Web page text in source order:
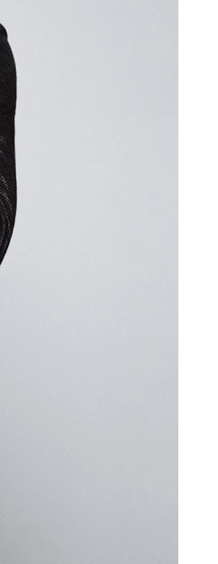
・尾上右近が休息を過ごした、海最
「UMITO 熱海 別邸」